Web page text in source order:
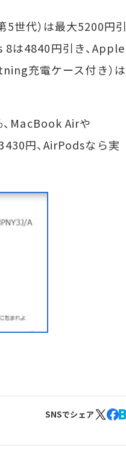
5世代）は最大5200円引
8は4840円引き、Apple
充電ケース付き）は
MacBook Airや
円、AirPodsなら実
SNSでシェア